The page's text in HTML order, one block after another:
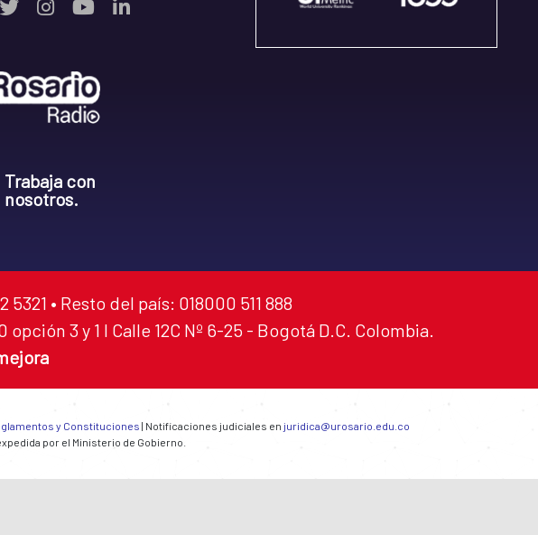
Trabaja con
nosotros.
• Resto del país: 018000 511 888
3 y 1 I Calle 12C Nº 6-25 - Bogotá D.C. Colombia.
y Constituciones | Notificaciones judiciales en juridica@urosario.edu.co
por el Ministerio de Gobierno.